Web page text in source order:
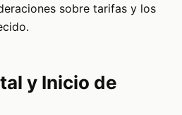
sobre tarifas y los
y Inicio de